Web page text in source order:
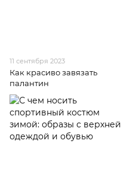
11 сентября 2023
Как красиво завязать
палантин